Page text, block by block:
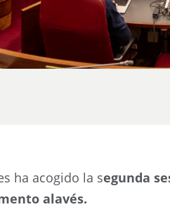
ha acogido la segunda
alavés.